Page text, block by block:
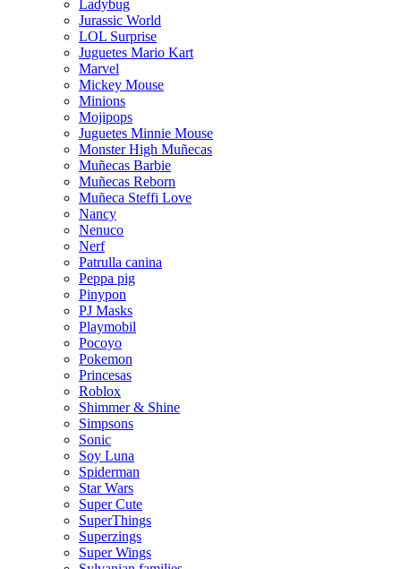
Ladybug
Jurassic World
LOL Surprise
Juguetes Mario Kart
Marvel
Mickey Mouse
Minions
Mojipops
Juguetes Minnie Mouse
Monster High Muñecas
Muñecas Barbie
Muñecas Reborn
Muñeca Steffi Love
Nancy
Nenuco
Nerf
Patrulla canina
Peppa pig
Pinypon
PJ Masks
Playmobil
Pocoyo
Pokemon
Princesas
Roblox
Shimmer & Shine
Simpsons
Sonic
Soy Luna
Spiderman
Star Wars
Super Cute
SuperThings
Superzings
Super Wings